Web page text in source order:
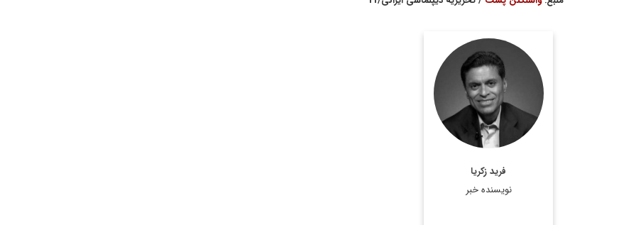
فرید زکریا
نویسنده خبر
فرید رفیق زکریا (به
انگلیسی: Fareed Rafiq
بمبئی، هندوستان، خبرنگار،
مقاله نویس، ویراستار
از اساتید شناخته شده
مسائل سیاست خارجی ...